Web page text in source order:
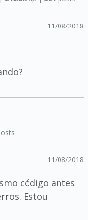
11/08/2018
11/08/2018
código antes
Estou